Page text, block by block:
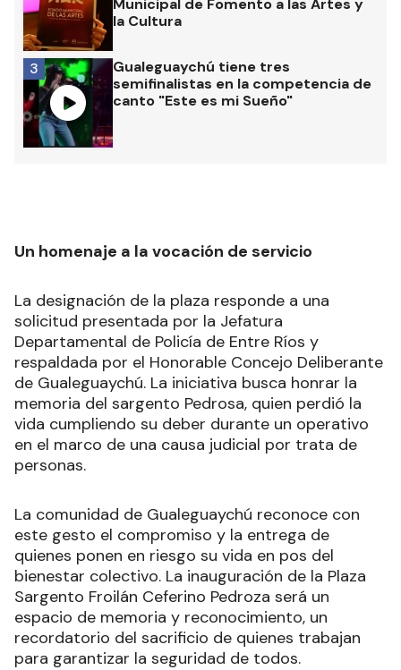
Municipal de Fomento a las Artes y
la Cultura
Gualeguaychú tiene tres
semifinalistas en la competencia de
canto "Este es mi Sueño"
3
Un homenaje a la vocación de servicio
La designación de la plaza responde a una
solicitud presentada por la Jefatura
Departamental de Policía de Entre Ríos y
respaldada por el Honorable Concejo Deliberante
de Gualeguaychú. La iniciativa busca honrar la
memoria del sargento Pedrosa, quien perdió la
vida cumpliendo su deber durante un operativo
en el marco de una causa judicial por trata de
personas.
La comunidad de Gualeguaychú reconoce con
este gesto el compromiso y la entrega de
quienes ponen en riesgo su vida en pos del
bienestar colectivo. La inauguración de la Plaza
Sargento Froilán Ceferino Pedroza será un
espacio de memoria y reconocimiento, un
recordatorio del sacrificio de quienes trabajan
para garantizar la seguridad de todos.